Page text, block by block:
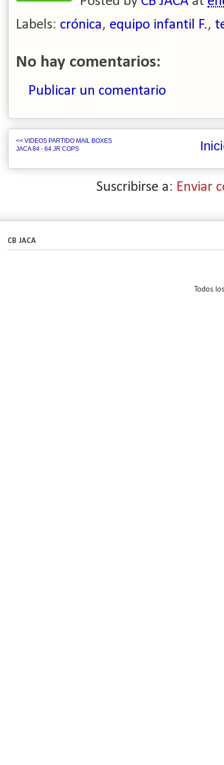
Labels: crónica, equipo infantil F.,
No hay comentarios:
Publicar un comentario
<< VIDEOS PARTIDO MAIL BOXES
JACA 84 - 64 JR COPS
Suscribirse a: Enviar
CB JACA
Todos